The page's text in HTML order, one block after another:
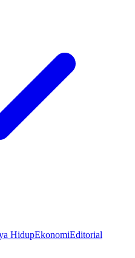
HidupEkonomiEditorial